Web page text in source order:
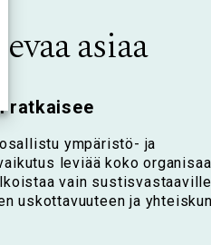
asiaa
ratkaisee
ympäristö- ja
leviää koko
vain
uskottavuuteen ja